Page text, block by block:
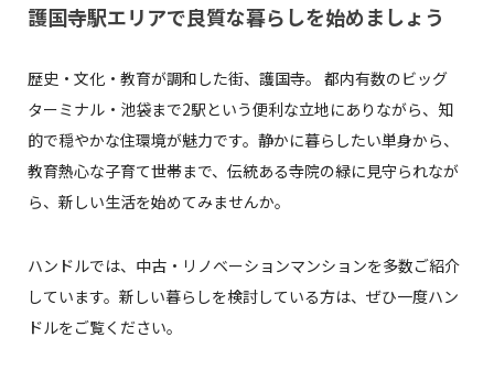
護国寺駅エリアで良質な暮らしを始めましょう
歴史・文化・教育が調和した街、護国寺。 都内有数のビッグ
ターミナル・池袋まで2駅という便利な立地にありながら、知
的で穏やかな住環境が魅力です。静かに暮らしたい単身から、
教育熱心な子育て世帯まで、伝統ある寺院の緑に見守られなが
ら、新しい生活を始めてみませんか。
ハンドルでは、中古・リノベーションマンションを多数ご紹介
しています。新しい暮らしを検討している方は、ぜひ一度ハン
ドルをご覧ください。